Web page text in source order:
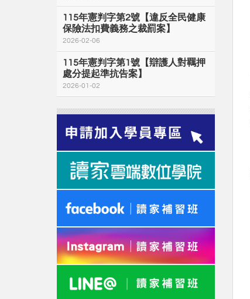
115年憲判字第2號【違反全民健康
保險法扣費義務之裁罰案】
2026-02-06
115年憲判字第1號【辯護人對羈押
處分提起準抗告案】
2026-01-02